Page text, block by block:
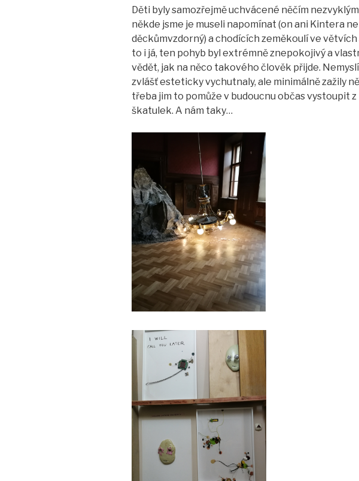
Děti byly samozřejmě uchvácené něčím
někde jsme je museli napomínat (on ani Kintera
děckůmvzdorný) a chodících zeměkoulí ve větvích
to i já, ten pohyb byl extrémně znepokojivý a
vědět, jak na něco takového člověk přijde.
zvlášť esteticky vychutnaly, ale minimálně zažily
třeba jim to pomůže v budoucnu občas vystoupit
škatulek. A nám taky…